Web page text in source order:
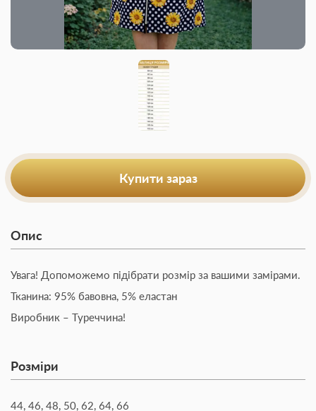
Купити зараз
Опис
Увага! Допоможемо підібрати розмір за вашими замірами.
Тканина: 95% бавовна, 5% еластан
Виробник – Туреччина!
Розміри
44, 46, 48, 50, 62, 64, 66